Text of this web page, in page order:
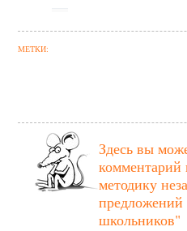
МЕТКИ:
Здесь вы
комментарий
методику
школьников"